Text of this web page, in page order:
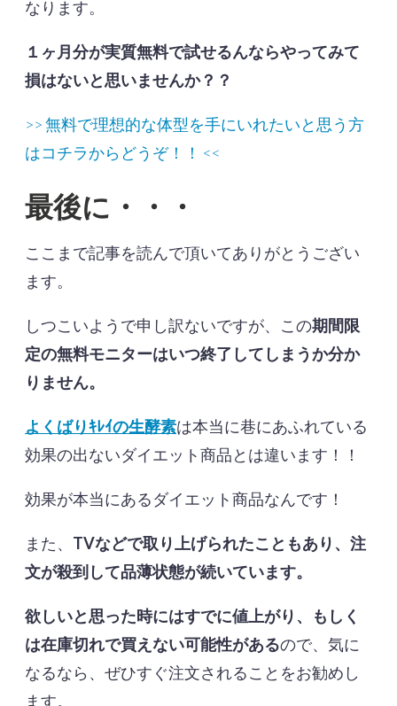
なります。
１ヶ月分が実質無料で試せるんならやってみて
損はないと思いませんか？？
>> 無料で理想的な体型を手にいれたいと思う方
はコチラからどうぞ！！ <<
最後に・・・
ここまで記事を読んで頂いてありがとうござい
ます。
しつこいようで申し訳ないですが、この期間限
定の無料モニターはいつ終了してしまうか分か
りません。
よくばりｷﾚｲの生酵素は本当に巷にあふれている
効果の出ないダイエット商品とは違います！！
効果が本当にあるダイエット商品なんです！
また、 TVなどで取り上げられたこともあり、注
文が殺到して品薄状態が続いています。
欲しいと思った時にはすでに値上がり、もしく
は在庫切れで買えない可能性があるので、気に
なるなら、ぜひすぐ注文されることをお勧めし
ます。